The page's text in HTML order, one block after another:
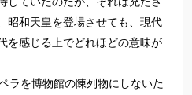
昭和天皇を登場させても、現代
を感じる上でどれほどの意味が
ラを博物館の陳列物にしないた